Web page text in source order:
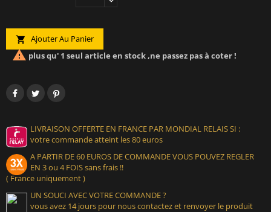
 Ajouter Au Panier
 plus qu' 1 seul article en stock ,ne passez pas à coter !
LIVRAISON OFFERTE EN FRANCE PAR MONDIAL RELAIS SI :
votre commande atteint les 80 euros
A PARTIR DE 60 EUROS DE COMMANDE VOUS POUVEZ REGLER
EN 3 ou 4 FOIS sans frais !!
( France uniquement )
UN SOUCI AVEC VOTRE COMMANDE ?
vous avez 14 jours pour nous contactez et renvoyer le produit